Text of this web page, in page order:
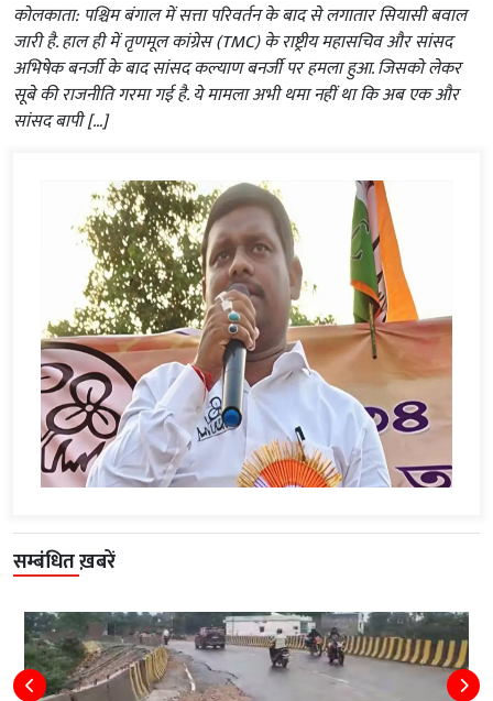
कोलकाता: पश्चिम बंगाल में सत्ता परिवर्तन के बाद से लगातार सियासी बवाल
जारी है. हाल ही में तृणमूल कांग्रेस (TMC) के राष्ट्रीय महासचिव और सांसद
अभिषेक बनर्जी के बाद सांसद कल्याण बनर्जी पर हमला हुआ. जिसको लेकर
सूबे की राजनीति गरमा गई है. ये मामला अभी थमा नहीं था कि अब एक और
सांसद बापी […]
सम्बंधित ख़बरें